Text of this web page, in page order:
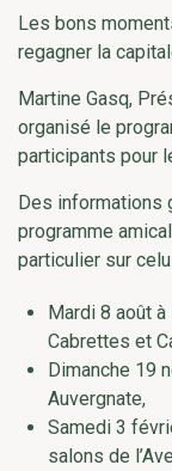
Les bons
regagner la
Martine Gasq,
organisé le
participants pour
Des informations
programme
particulier sur
Mardi 8 août
Cabrettes et
Dimanche 19
Auvergnate,
Samedi 3
salons de